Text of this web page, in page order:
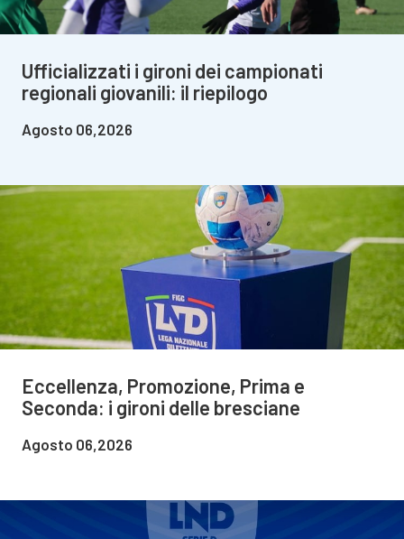
Ufficializzati i gironi dei campionati
regionali giovanili: il riepilogo
Agosto 06,2026
Eccellenza, Promozione, Prima e
Seconda: i gironi delle bresciane
Agosto 06,2026